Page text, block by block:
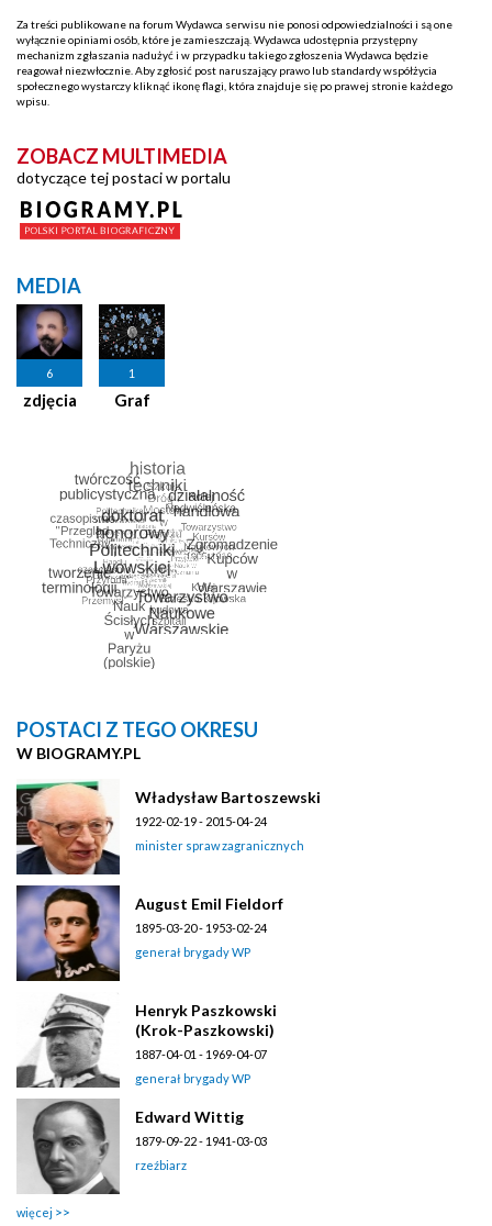
Za treści publikowane na forum Wydawca serwisu nie ponosi odpowiedzialności i są one
wyłącznie opiniami osób, które je zamieszczają. Wydawca udostępnia przystępny
mechanizm zgłaszania nadużyć i w przypadku takiego zgłoszenia Wydawca będzie
reagował niezwłocznie. Aby zgłosić post naruszający prawo lub standardy współżycia
społecznego wystarczy kliknąć ikonę flagi, która znajduje się po prawej stronie każdego
wpisu.
ZOBACZ MULTIMEDIA
dotyczące tej postaci w portalu
MEDIA
6
zdjęcia
1
Graf
POSTACI Z TEGO OKRESU
W BIOGRAMY.PL
Władysław Bartoszewski
1922-02-19 - 2015-04-24
minister spraw zagranicznych
August Emil Fieldorf
1895-03-20 - 1953-02-24
generał brygady WP
Henryk Paszkowski
(Krok-Paszkowski)
1887-04-01 - 1969-04-07
generał brygady WP
Edward Wittig
1879-09-22 - 1941-03-03
rzeźbiarz
więcej